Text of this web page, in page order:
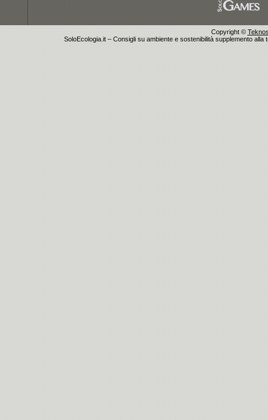
Copyright ©
SoloEcologia.it – Consigli su ambiente e sostenibilità supplemento